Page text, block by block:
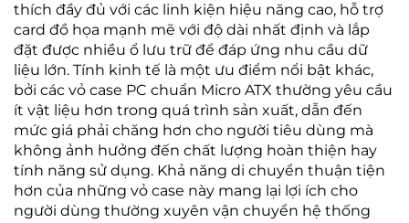
thích đầy đủ với các linh kiện hiệu năng cao, hỗ trợ
card đồ họa mạnh mẽ với độ dài nhất định và lắp
đặt được nhiều ổ lưu trữ để đáp ứng nhu cầu dữ
liệu lớn. Tính kinh tế là một ưu điểm nổi bật khác,
bởi các vỏ case PC chuẩn Micro ATX thường yêu cầu
ít vật liệu hơn trong quá trình sản xuất, dẫn đến
mức giá phải chăng hơn cho người tiêu dùng mà
không ảnh hưởng đến chất lượng hoàn thiện hay
tính năng sử dụng. Khả năng di chuyển thuận tiện
hơn của những vỏ case này mang lại lợi ích cho
người dùng thường xuyên vận chuyển hệ thống